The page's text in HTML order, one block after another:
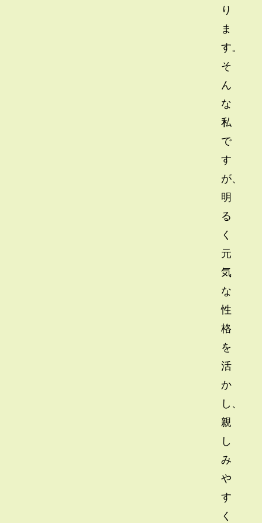
り
ま
す。
そ
ん
な
私
で
す
が、
明
る
く
元
気
な
性
格
を
活
か
し、
親
し
み
や
す
く